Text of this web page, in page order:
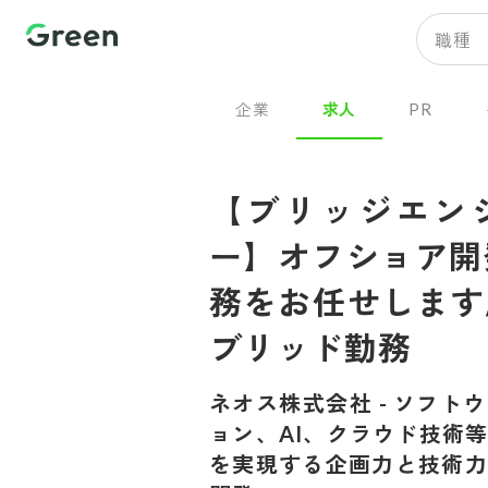
職種
企業 求人 PR
【ブリッジエ
ー】オフショア
務をお任せしま
ブリッド勤務
ネオス株式会社 - ソフト
ョン、AI、クラウド技術
を実現する企画力と技術